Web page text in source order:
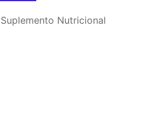
Suplemento Nutricional